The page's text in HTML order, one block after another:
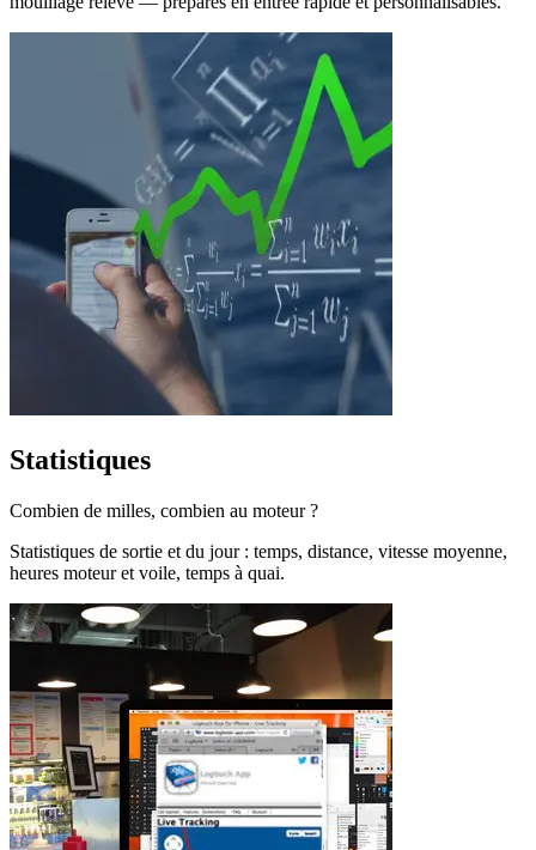
Statistiques
Combien de milles, combien au moteur ?
Statistiques de sortie et du jour : temps, distance, vitesse moyenne,
heures moteur et voile, temps à quai.